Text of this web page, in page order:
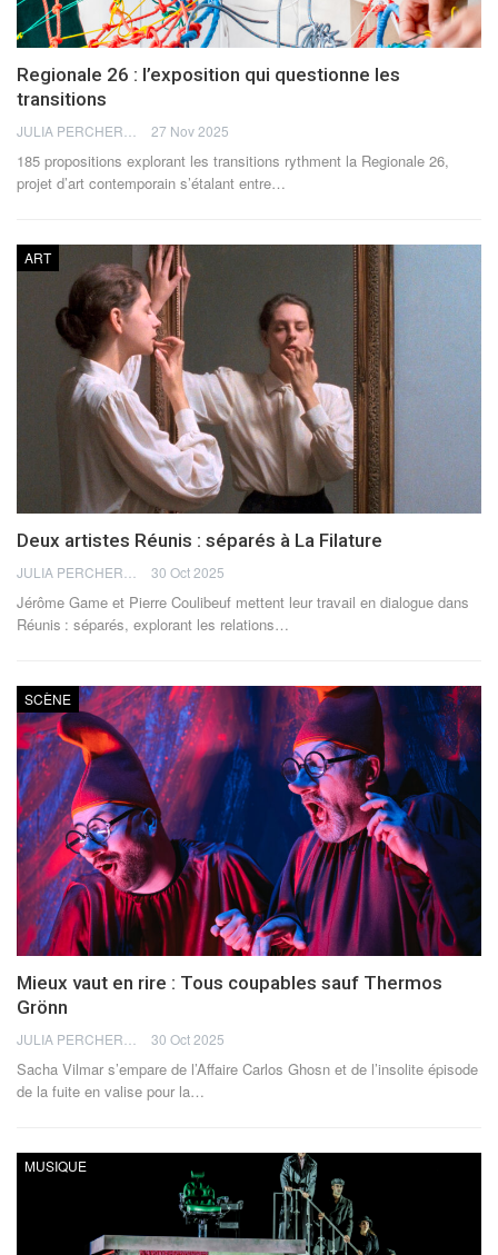
Regionale 26 : l’exposition qui questionne les
transitions
27 Nov 2025
185 propositions explorant les transitions rythment la Regionale 26,
projet d’art contemporain s’étalant entre…
ART
Deux artistes Réunis : séparés à La Filature
30 Oct 2025
Jérôme Game et Pierre Coulibeuf mettent leur travail en dialogue dans
Réunis : séparés, explorant les relations…
SCÈNE
Mieux vaut en rire : Tous coupables sauf Thermos
Grönn
30 Oct 2025
Sacha Vilmar s’empare de l’Affaire Carlos Ghosn et de l’insolite épisode
de la fuite en valise pour la…
MUSIQUE